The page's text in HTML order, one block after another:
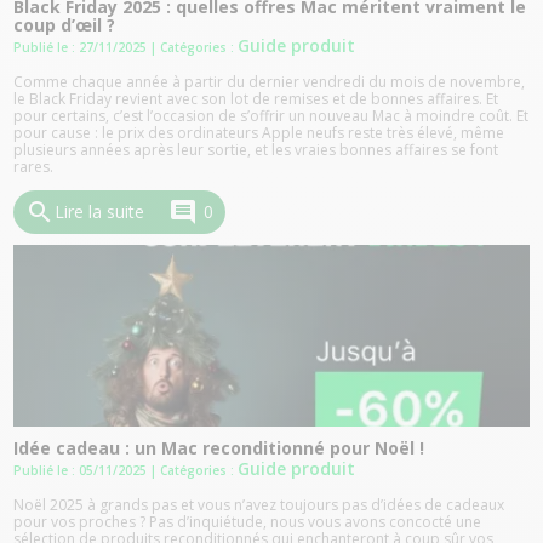
Black Friday 2025 : quelles offres Mac méritent vraiment le
coup d’œil ?
Publié le : 27/11/2025 | Catégories : Guide produit
Comme chaque année à partir du dernier vendredi du mois de novembre,
le Black Friday revient avec son lot de remises et de bonnes affaires. Et
pour certains, c’est l’occasion de s’offrir un nouveau Mac à moindre coût. Et
pour cause : le prix des ordinateurs Apple neufs reste très élevé, même
plusieurs années après leur sortie, et les vraies bonnes affaires se font
rares.
search Lire la suite comment 0
Idée cadeau : un Mac reconditionné pour Noël !
Publié le : 05/11/2025 | Catégories : Guide produit
Noël 2025 à grands pas et vous n’avez toujours pas d’idées de cadeaux
pour vos proches ? Pas d’inquiétude, nous vous avons concocté une
sélection de produits reconditionnés qui enchanteront à coup sûr vos